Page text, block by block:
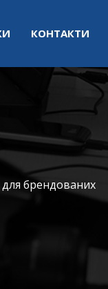
КОНТАКТИ
брендованих